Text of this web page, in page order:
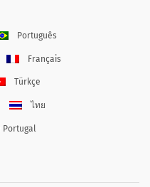
Português
Français
Türkçe
ไทย
Portugal